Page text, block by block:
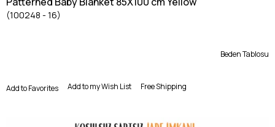
(100248 - 16)
Beden Tablosu
Add to Favorites Add to my Wish List Free Shipping